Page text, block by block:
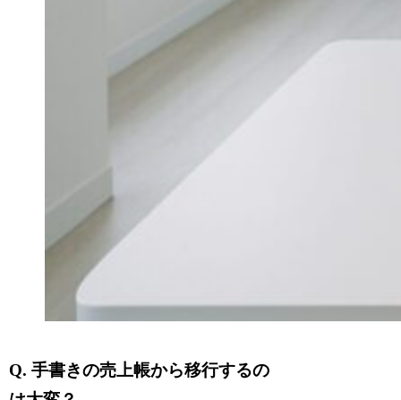
Q. 手書きの売上帳から移行するの